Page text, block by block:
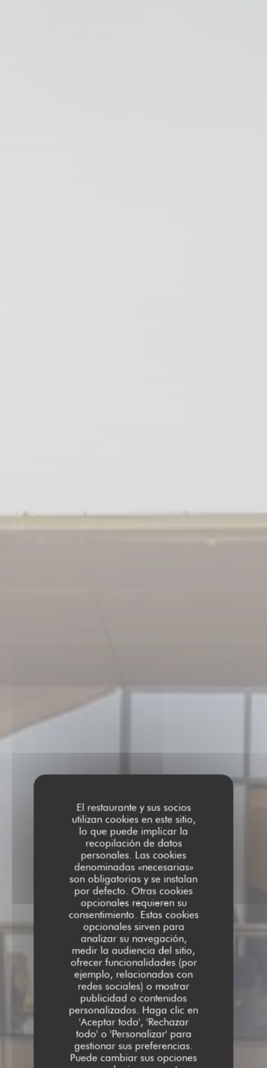
El restaurante y sus socios
utilizan cookies en este sitio,
lo que puede implicar la
recopilación de datos
personales. Las cookies
denominadas «necesarias»
son obligatorias y se instalan
por defecto. Otras cookies
opcionales requieren su
consentimiento. Estas cookies
opcionales sirven para
analizar su navegación,
medir la audiencia del sitio,
ofrecer funcionalidades (por
ejemplo, relacionadas con
redes sociales) o mostrar
publicidad o contenidos
personalizados. Haga clic en
'Aceptar todo', 'Rechazar
todo' o 'Personalizar' para
gestionar sus preferencias.
Puede cambiar sus opciones